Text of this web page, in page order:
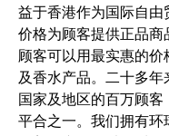
益于香港作为国际自
价格为顾客提供正品商
顾客可以用最实惠的
及香水产品。二十多
国家及地区的百万顾
平合之一。我们拥有